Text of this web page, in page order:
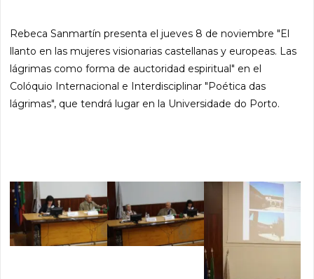
Rebeca Sanmartín presenta el jueves 8 de noviembre "El
llanto en las mujeres visionarias castellanas y europeas. Las
lágrimas como forma de auctoridad espiritual" en el
Colóquio Internacional e Interdisciplinar "Poética das
lágrimas", que tendrá lugar en la Universidade do Porto.